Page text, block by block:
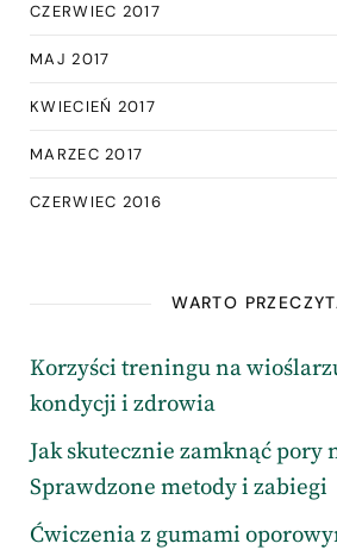
CZERWIEC 2017
MAJ 2017
KWIECIEŃ 2017
MARZEC 2017
CZERWIEC 2016
WARTO
Korzyści treningu na
kondycji i zdrowia
Jak skutecznie zamknąć pory
Sprawdzone metody i zabiegi
Ćwiczenia z gumami